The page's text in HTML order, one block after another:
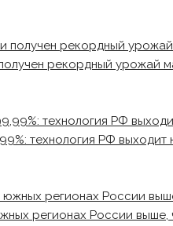
рекордный урожай
технология РФ выходит
регионах России выше,